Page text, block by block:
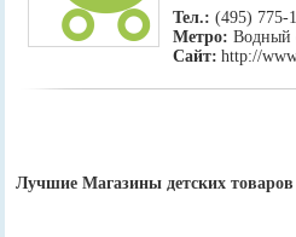
Тел.:(495) 775-
Метро:Водный
Сайт: http://
Лучшие Магазины детских